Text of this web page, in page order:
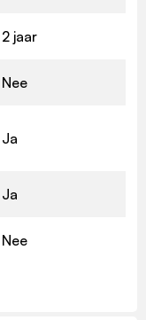
2 jaar
Nee
Ja
Ja
Nee